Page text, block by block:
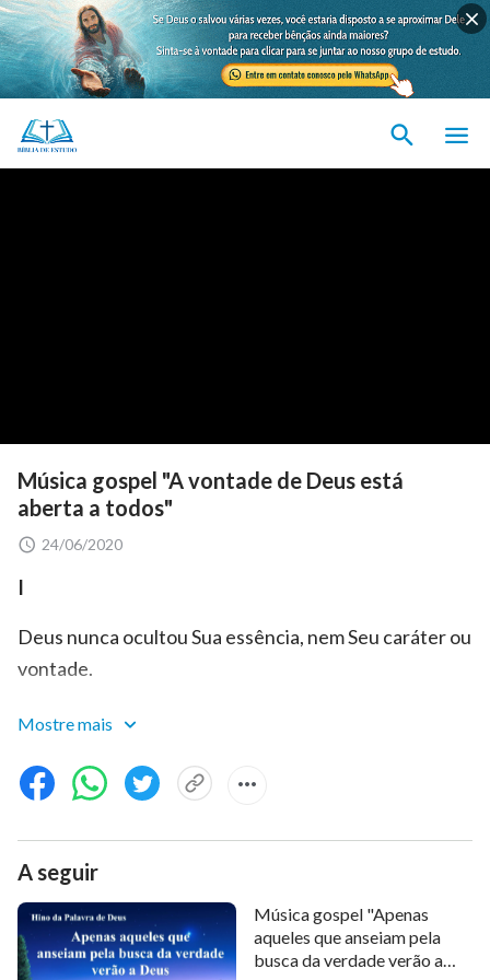
Música gospel "A vontade de Deus está
aberta a todos"
24/06/2020
I
Deus nunca ocultou Sua essência, nem Seu caráter ou
vontade.
Como a humanidade não atenta às obras de Deus, à
por isso a compreensão que o homem tem de Deus é
Desde a criação do homem, o ser de Deus, Sua
vontade, possessões e caráter estiveram abertos
para todos.
Mostre mais
A seguir
Música gospel "Apenas
aqueles que anseiam pela
busca da verdade verão a